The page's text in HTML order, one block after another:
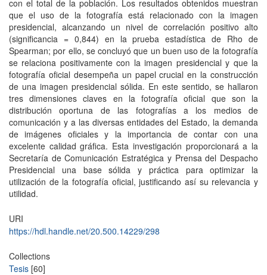
con el total de la población. Los resultados obtenidos muestran
que el uso de la fotografía está relacionado con la imagen
presidencial, alcanzando un nivel de correlación positivo alto
(significancia = 0,844) en la prueba estadística de Rho de
Spearman; por ello, se concluyó que un buen uso de la fotografía
se relaciona positivamente con la imagen presidencial y que la
fotografía oficial desempeña un papel crucial en la construcción
de una imagen presidencial sólida. En este sentido, se hallaron
tres dimensiones claves en la fotografía oficial que son la
distribución oportuna de las fotografías a los medios de
comunicación y a las diversas entidades del Estado, la demanda
de imágenes oficiales y la importancia de contar con una
excelente calidad gráfica. Esta investigación proporcionará a la
Secretaría de Comunicación Estratégica y Prensa del Despacho
Presidencial una base sólida y práctica para optimizar la
utilización de la fotografía oficial, justificando así su relevancia y
utilidad.
URI
https://hdl.handle.net/20.500.14229/298
Collections
Tesis [60]